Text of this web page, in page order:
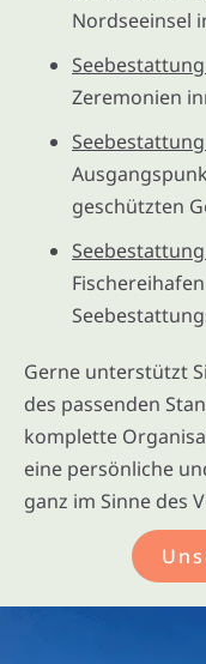
Nordseeinsel
Zeremonien
geschützten
Gerne unterstützt
des passenden
komplette
eine persönliche
ganz im Sinne des